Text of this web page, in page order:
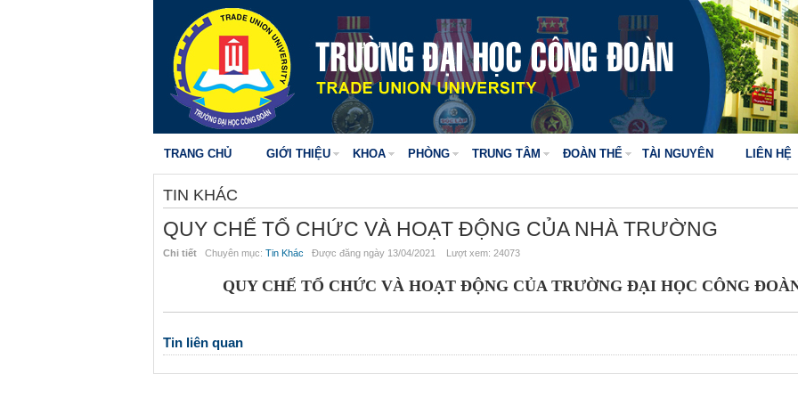
TRANG CHỦ GIỚI THIỆU KHOA PHÒNG TRUNG TÂM ĐOÀN THỂ TÀI NGUYÊN LIÊN HỆ
TIN KHÁC
QUY CHẾ TỔ CHỨC VÀ HOẠT ĐỘNG CỦA NHÀ TRƯỜNG
Chi tiết Chuyên mục: Tin Khác Được đăng ngày 13/04/2021 Lượt xem: 24073
QUY CHẾ TỔ CHỨC VÀ HOẠT ĐỘNG CỦA TRƯỜNG ĐẠI HỌC CÔNG
Tin liên quan